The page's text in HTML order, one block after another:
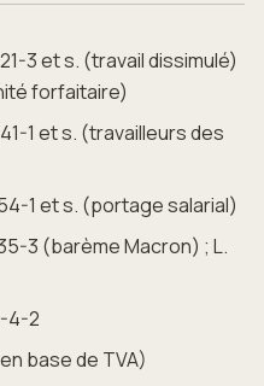
3 et s. (travail dissimulé)
forfaitaire)
1 et s. (travailleurs des
1 et s. (portage salarial)
3 (barème Macron) ; L.
4-2
base de TVA)